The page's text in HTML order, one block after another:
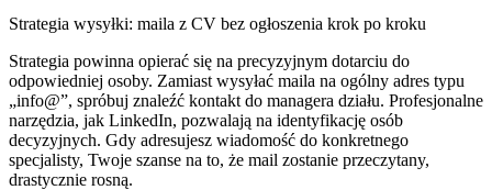
Strategia wysyłki: maila z CV bez ogłoszenia krok po kroku
Strategia powinna opierać się na precyzyjnym dotarciu do
odpowiedniej osoby. Zamiast wysyłać maila na ogólny adres typu
„info@”, spróbuj znaleźć kontakt do managera działu. Profesjonalne
narzędzia, jak LinkedIn, pozwalają na identyfikację osób
decyzyjnych. Gdy adresujesz wiadomość do konkretnego
specjalisty, Twoje szanse na to, że mail zostanie przeczytany,
drastycznie rosną.